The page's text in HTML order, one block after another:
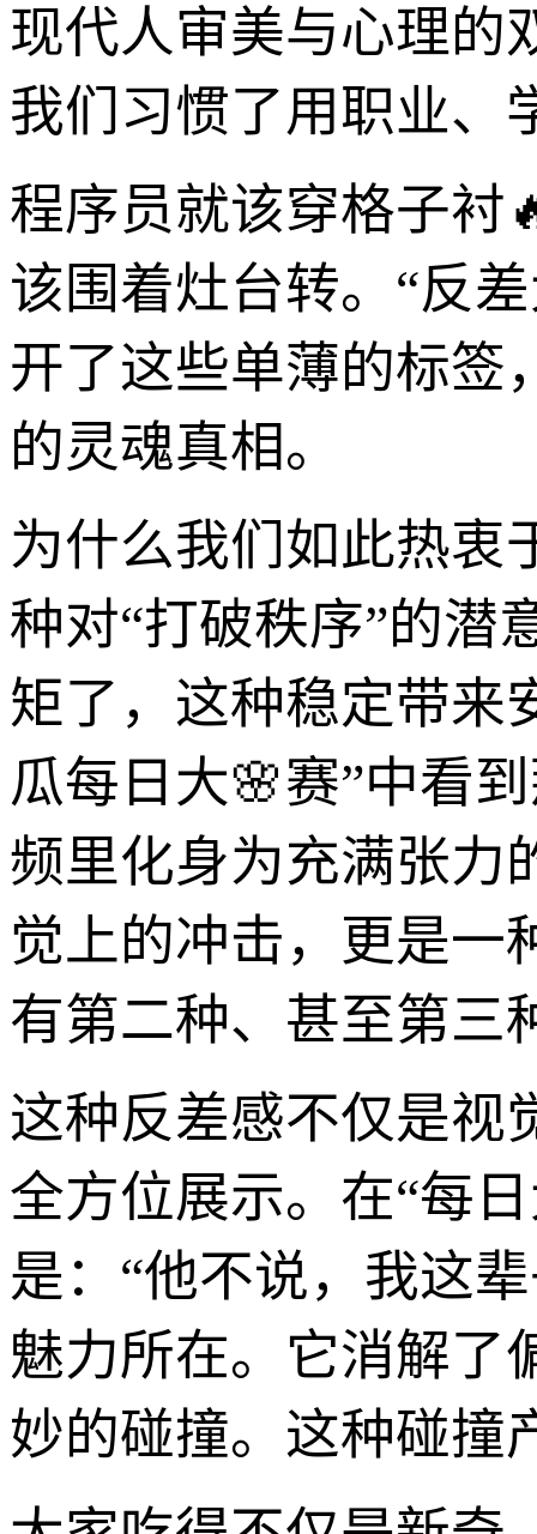
现代人审美与心理的
我们习惯了用职业、
程序员就该穿格子衬
该围着灶台转。“反
开了这些单薄的标签
的灵魂真相。
为什么我们如此热衷
种对“打破秩序”的潜
矩了，这种稳定带来
瓜每日大🌸赛”中看
频里化身为充满张力
觉上的冲击，更是
有第二种、甚至第三
这种反差感不仅是视
全方位展示。在“每
是：“他不说，我这
魅力所在。它消解了
妙的碰撞。这种碰撞